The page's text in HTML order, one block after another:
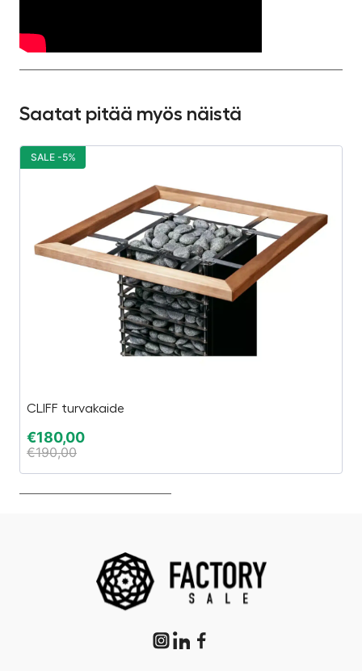
Saatat pitää myös näistä
CLIFF turvakaide
€180,00
€190,00
SALE -5%